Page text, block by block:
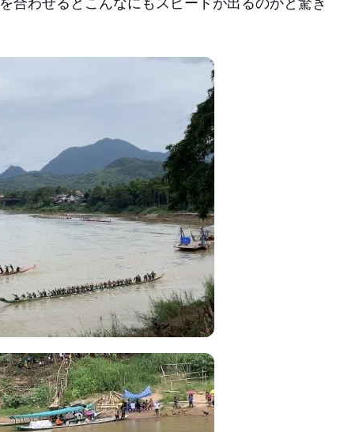
合わせるとこんなにもスピードが出るのかと驚き